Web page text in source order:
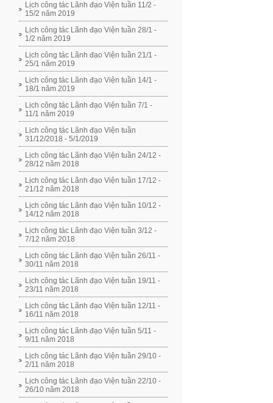
Lịch công tác Lãnh đạo Viện tuần 11/2 -
15/2 năm 2019
Lịch công tác Lãnh đạo Viện tuần 28/1 -
1/2 năm 2019
Lịch công tác Lãnh đạo Viện tuần 21/1 -
25/1 năm 2019
Lịch công tác Lãnh đạo Viện tuần 14/1 -
18/1 năm 2019
Lịch công tác Lãnh đạo Viện tuần 7/1 -
11/1 năm 2019
Lịch công tác Lãnh đạo Viện tuần
31/12/2018 - 5/1/2019
Lịch công tác Lãnh đạo Viện tuần 24/12 -
28/12 năm 2018
Lịch công tác Lãnh đạo Viện tuần 17/12 -
21/12 năm 2018
Lịch công tác Lãnh đạo Viện tuần 10/12 -
14/12 năm 2018
Lịch công tác Lãnh đạo Viện tuần 3/12 -
7/12 năm 2018
Lịch công tác Lãnh đạo Viện tuần 26/11 -
30/11 năm 2018
Lịch công tác Lãnh đạo Viện tuần 19/11 -
23/11 năm 2018
Lịch công tác Lãnh đạo Viện tuần 12/11 -
16/11 năm 2018
Lịch công tác Lãnh đạo Viện tuần 5/11 -
9/11 năm 2018
Lịch công tác Lãnh đạo Viện tuần 29/10 -
2/11 năm 2018
Lịch công tác Lãnh đạo Viện tuần 22/10 -
26/10 năm 2018